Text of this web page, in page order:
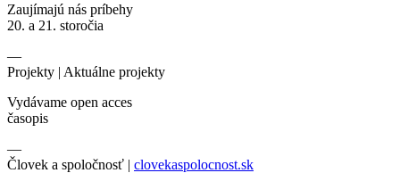
Zaujímajú nás príbehy
20. a 21. storočia
—
Projekty | Aktuálne projekty
Vydávame open acces
časopis
—
Človek a spoločnosť | clovekaspolocnost.sk